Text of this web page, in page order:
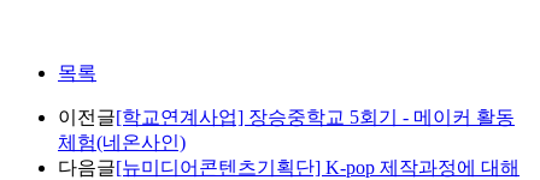
목록
이전글[학교연계사업] 장승중학교 5회기 - 메이커 활동
체험(네온사인)
다음글[뉴미디어콘텐츠기획단] K-pop 제작과정에 대해